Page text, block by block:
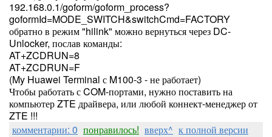
192.168.0.1/goform/goform_process?
goformId=MODE_SWITCH&switchCmd=FACTORY
обратно в режим "hilink" можно вернуться через DC-
Unlocker, послав команды:
AT+ZCDRUN=8
AT+ZCDRUN=F
(My Huawei Terminal с M100-3 - не работает)
Чтобы работать с COM-портами, нужно поставить на
компьютер ZTE драйвера, или любой коннект-менеджер от
ZTE !!!
комментарии: 0 понравилось! вверх^ к полной версии